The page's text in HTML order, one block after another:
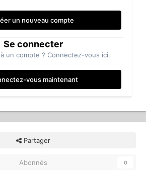
un nouveau compte
Se connecter
un compte ? Connectez-vous ici.
vous maintenant
Partager
Abonnés 0